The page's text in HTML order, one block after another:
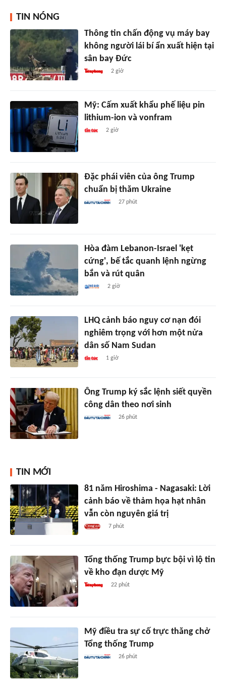
TIN NÓNG
Thông tin chấn động vụ máy bay
không người lái bí ẩn xuất hiện tại
sân bay Đức
2 giờ
Mỹ: Cấm xuất khẩu phế liệu pin
lithium-ion và vonfram
2 giờ
Đặc phái viên của ông Trump
chuẩn bị thăm Ukraine
27 phút
Hòa đàm Lebanon-Israel 'kẹt
cứng', bế tắc quanh lệnh ngừng
bắn và rút quân
2 giờ
LHQ cảnh báo nguy cơ nạn đói
nghiêm trọng với hơn một nửa
dân số Nam Sudan
1 giờ
Ông Trump ký sắc lệnh siết quyền
công dân theo nơi sinh
26 phút
TIN MỚI
81 năm Hiroshima - Nagasaki: Lời
cảnh báo về thảm họa hạt nhân
vẫn còn nguyên giá trị
7 phút
Tổng thống Trump bực bội vì lộ tin
về kho đạn dược Mỹ
22 phút
Mỹ điều tra sự cố trực thăng chở
Tổng thống Trump
26 phút